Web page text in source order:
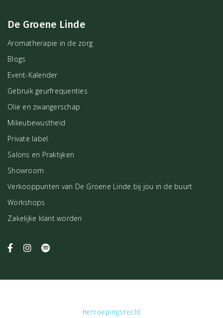
De Groene Linde
Aromatherapie in de zorg
Blogs
Event-Kalender
Gebruik geurfrequenties
Olie en zwangerschap
Milieubewustheid
Private label
Salons en Praktijken
Showroom
Verkooppunten van De Groene Linde bij jou in de buurt
Workshops
Zakelijke klant worden
Herroepingsrecht